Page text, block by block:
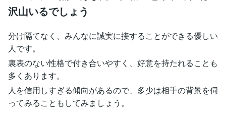
沢山いるでしょう
分け隔てなく、みんなに誠実に接することができる優しい
人です。
裏表のない性格で付き合いやすく、好意を持たれることも
多くあります。
人を信用しすぎる傾向があるので、多少は相手の背景を伺
ってみることもしてみましょう。